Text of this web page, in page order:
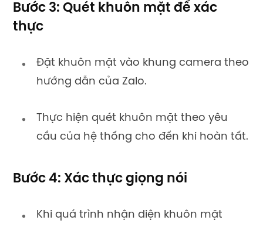
Bước 3: Quét khuôn mặt để xác
thực
Đặt khuôn mặt vào khung camera theo
hướng dẫn của Zalo.
Thực hiện quét khuôn mặt theo yêu
cầu của hệ thống cho đến khi hoàn tất.
Bước 4: Xác thực giọng nói
Khi quá trình nhận diện khuôn mặt